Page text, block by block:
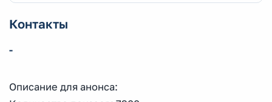
Контакты
-
Описание для анонса: